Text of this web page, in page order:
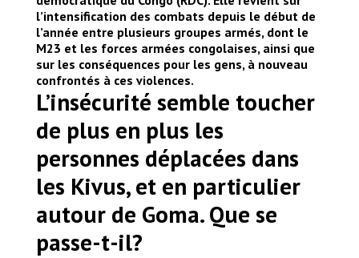
ancienne plantation mise à disposition par la
population locale, le site accueille plus de 11 000
personnes. RDC, 2024. © Hugh Cunningham
l’intensification des combats depuis le début de
l’année entre plusieurs groupes armés, dont le
M23 et les forces armées congolaises, ainsi que
sur les conséquences pour les gens, à nouveau
confrontés à ces violences.
L’insécurité semble toucher
de plus en plus les
personnes déplacées dans
les Kivus, et en particulier
autour de Goma. Que se
passe-t-il?